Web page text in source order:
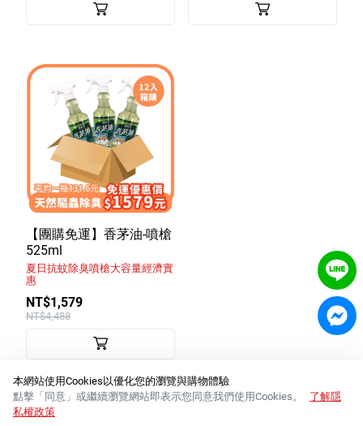
【團購免運】香茅油-噴槍
525ml
夏日抗蚊除臭噴槍大容量經濟實
惠
NT$1,579
NT$4,488
本網站使用Cookies以優化您的瀏覽與購物體驗
點擊「同意」或繼續瀏覽網站即表示您同意我們使用Cookies。
了解隱
私權政策